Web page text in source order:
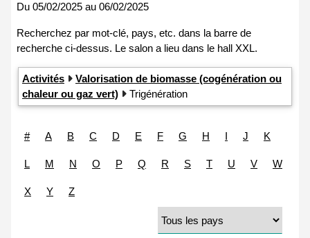
Du 05/02/2025 au 06/02/2025
Activités
Valorisation de biomasse (cogénération ou
chaleur ou gaz vert)
Trigénération
# A B C D E F G H I J K
L M N O P Q R S T U V W
X Y Z